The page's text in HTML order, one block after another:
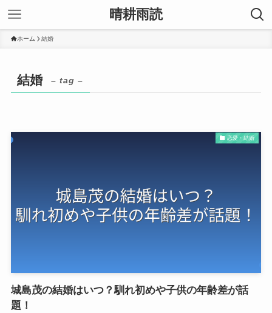
晴耕雨読
ホーム 結婚
結婚 – tag –
恋愛・結婚
城島茂の結婚はいつ？馴れ初めや子供の年齢差が話
題！